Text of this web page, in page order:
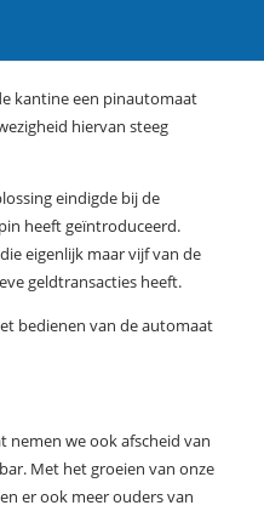
kantine een pinautomaat
hiervan steeg
eindigde bij de
heeft geïntroduceerd.
eigenlijk maar vijf van de
geldtransacties heeft.
bedienen van de automaat
we ook afscheid van
Met het groeien van onze
er ook meer ouders van